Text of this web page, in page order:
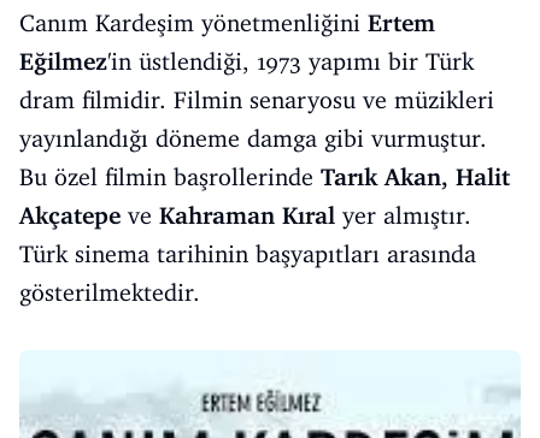
Canım Kardeşim yönetmenliğini Ertem
Eğilmez'in üstlendiği, 1973 yapımı bir Türk
dram filmidir. Filmin senaryosu ve müzikleri
yayınlandığı döneme damga gibi vurmuştur.
Bu özel filmin başrollerinde Tarık Akan, Halit
Akçatepe ve Kahraman Kıral yer almıştır.
Türk sinema tarihinin başyapıtları arasında
gösterilmektedir.